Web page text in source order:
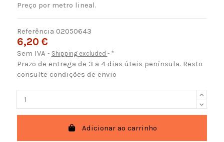
Preço por metro lineal.
Referência 02050643
6,20 €
Sem IVA Shipping excluded *
Prazo de entrega de 3 a 4 dias úteis península. Resto
consulte condições de envio
Adicionar ao carrinho